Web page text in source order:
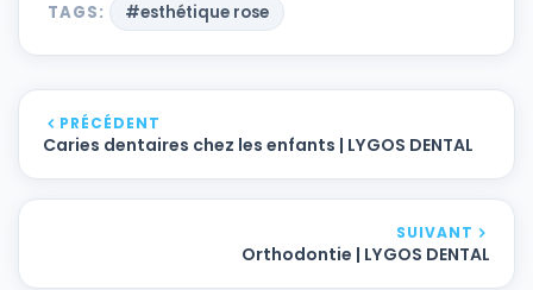
TAGS: #esthétique rose
PRÉCÉDENT
Caries dentaires chez les enfants | LYGOS DENTAL
SUIVANT
Orthodontie | LYGOS DENTAL